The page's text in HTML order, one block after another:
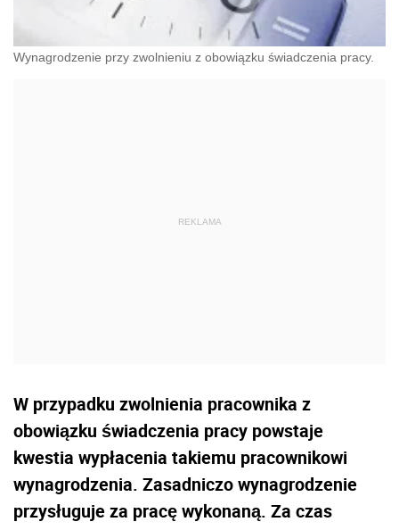
Wynagrodzenie przy zwolnieniu z obowiązku świadczenia pracy.
W przypadku zwolnienia pracownika z
obowiązku świadczenia pracy powstaje
kwestia wypłacenia takiemu pracownikowi
wynagrodzenia. Zasadniczo wynagrodzenie
przysługuje za pracę wykonaną. Za czas